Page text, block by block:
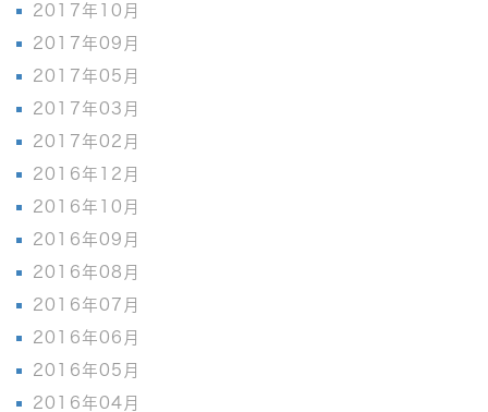
2017年10月
2017年09月
2017年05月
2017年03月
2017年02月
2016年12月
2016年10月
2016年09月
2016年08月
2016年07月
2016年06月
2016年05月
2016年04月